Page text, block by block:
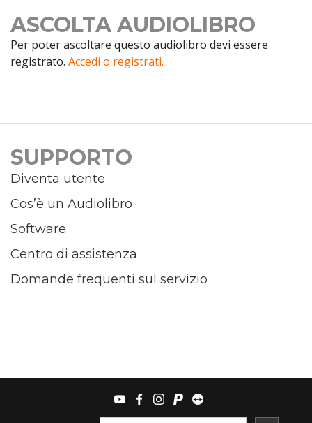
ASCOLTA AUDIOLIBRO
Per poter ascoltare questo audiolibro devi essere
registrato. Accedi o registrati.
SUPPORTO
Diventa utente
Cos’è un Audiolibro
Software
Centro di assistenza
Domande frequenti sul servizio
youtubefacebook
instagram
paypalteamviewer